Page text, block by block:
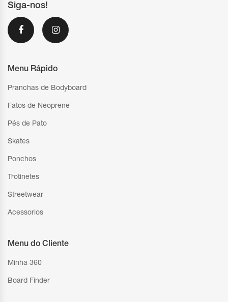
Siga-nos!
Menu Rápido
Pranchas de Bodyboard
Fatos de Neoprene
Pés de Pato
Skates
Ponchos
Trotinetes
Streetwear
Acessorios
Menu do Cliente
Minha 360
Board Finder